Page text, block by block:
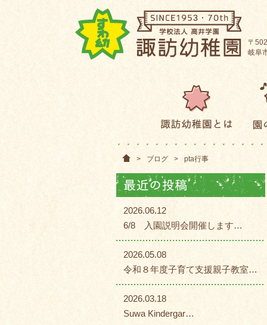
〒
岐阜
> ブログ > pta行事
2026.06.12
6/8 入園説明会開催します…
2026.05.08
令和８年度子育て支援親子教室…
2026.03.18
Suwa Kindergar…